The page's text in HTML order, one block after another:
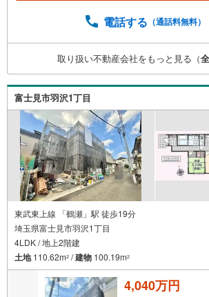
頂けます。2.FPソフトを使用しマイ
に安心を提案します。3.どんなに信
ご自分の目で確認することは重要です
材を使用してインスペクションを実
電話する （通話料無料）
取り扱い不動産会社をもっと見る（全
富士見市羽沢1丁目
東武東上線 「鶴瀬」駅 徒歩19分
埼玉県富士見市羽沢1丁目
4LDK / 地上2階建
土地110.62m2 /建物 100.19m2
4,040万円